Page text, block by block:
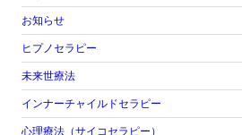
お知らせ
ヒプノセラピー
未来世療法
インナーチャイルドセラピー
心理療法（サイコセラピー）